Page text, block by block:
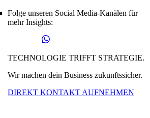
Folge unseren Social Media-Kanälen für
mehr Insights:
TECHNOLOGIE TRIFFT STRATEGIE.
Wir machen dein Business zukunftssicher.
DIREKT KONTAKT AUFNEHMEN